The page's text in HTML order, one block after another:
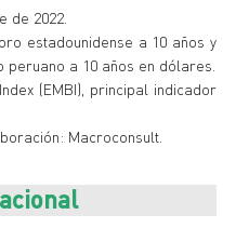
de 2022.
estadounidense a 10 años y
a 10 años en dólares.
(EMBI), principal indicador
Macroconsult.